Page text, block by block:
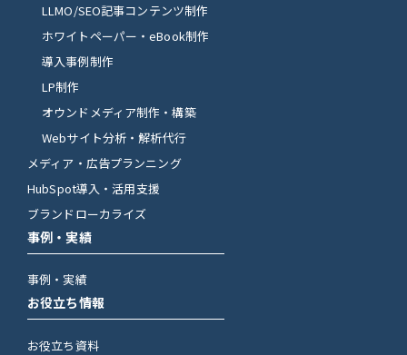
LLMO/SEO記事コンテンツ制作
ホワイトペーパー・eBook制作
導入事例制作
LP制作
オウンドメディア制作・構築
Webサイト分析・解析代行
メディア・広告プランニング
HubSpot導入・活用支援
ブランドローカライズ
事例・実績
事例・実績
お役立ち情報
お役立ち資料